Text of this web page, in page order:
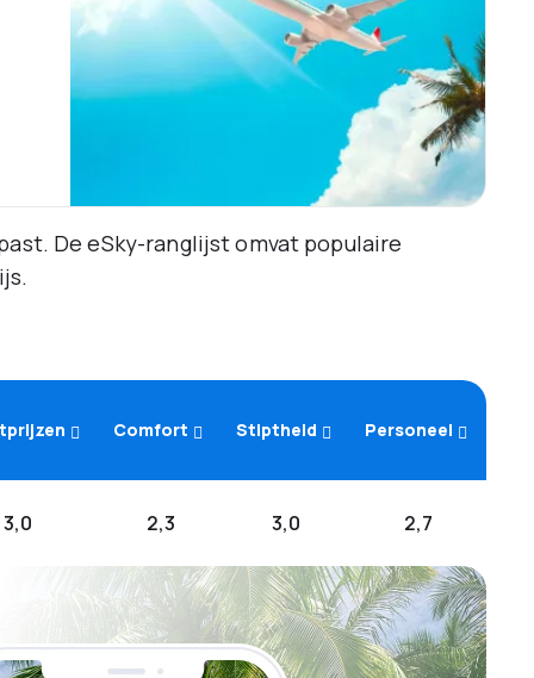
De eSky-ranglijst omvat populaire
Comfort Stiptheid Personeel
3,0 2,3 3,0 2,7